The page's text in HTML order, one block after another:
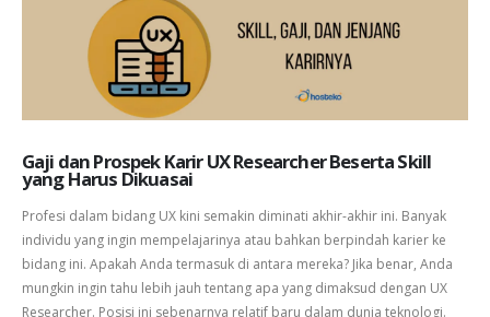
Gaji dan Prospek Karir UX Researcher Beserta Skill
yang Harus Dikuasai
Profesi dalam bidang UX kini semakin diminati akhir-akhir ini. Banyak
individu yang ingin mempelajarinya atau bahkan berpindah karier ke
bidang ini. Apakah Anda termasuk di antara mereka? Jika benar, Anda
mungkin ingin tahu lebih jauh tentang apa yang dimaksud dengan UX
Researcher. Posisi ini sebenarnya relatif baru dalam dunia teknologi.